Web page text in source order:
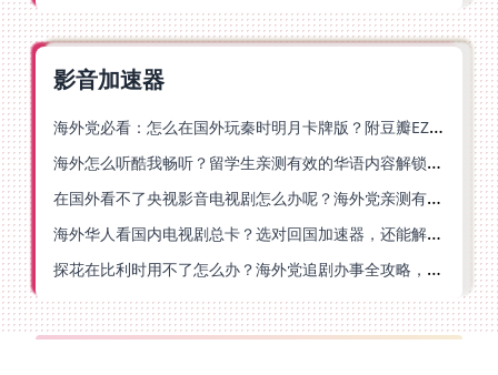
影音加速器
海外党必看：怎么在国外玩秦时明月卡牌版？附豆瓣EZCast地区限制破解法
海外怎么听酷我畅听？留学生亲测有效的华语内容解锁指南
在国外看不了央视影音电视剧怎么办呢？海外党亲测有效的回国加速方案
海外华人看国内电视剧总卡？选对回国加速器，还能解决菲律宾打不开反诈中心的问题
探花在比利时用不了怎么办？海外党追剧办事全攻略，选对加速器就够了